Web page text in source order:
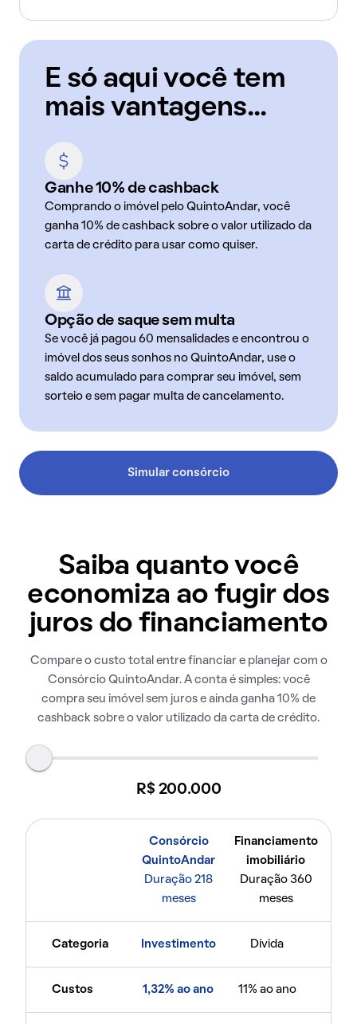
E só aqui você tem
mais vantagens...
Ganhe 10% de cashback
Comprando o imóvel pelo QuintoAndar, você
ganha 10% de cashback sobre o valor utilizado da
carta de crédito para usar como quiser.
Opção de saque sem multa
Se você já pagou 60 mensalidades e encontrou o
imóvel dos seus sonhos no QuintoAndar, use o
saldo acumulado para comprar seu imóvel, sem
sorteio e sem pagar multa de cancelamento.
Simular consórcio
Saiba quanto você
economiza ao fugir dos
juros do financiamento
Compare o custo total entre financiar e planejar com o
Consórcio QuintoAndar. A conta é simples: você
compra seu imóvel sem juros e ainda ganha 10% de
cashback sobre o valor utilizado da carta de crédito.
R$ 200.000
Consórcio
QuintoAndar
Duração 218
meses
Financiamento
imobiliário
Duração 360
meses
Categoria Investimento Dívida
Custos 1,32% ao ano 11% ao ano